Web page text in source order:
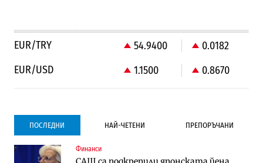
EUR/TRY 54.9400
0.0182
EUR/USD
1.1500 0.8670
ПОСЛЕДНИ НАЙ-ЧЕТЕНИ ПРЕПОРЪЧАНИ
Финанси
Градоустройство
Компании